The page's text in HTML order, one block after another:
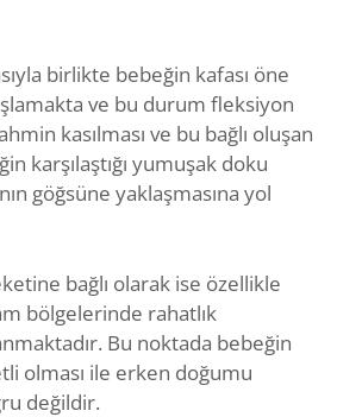
birlikte bebeğin kafası öne
ve bu durum fleksiyon
kasılması ve bu bağlı oluşan
karşılaştığı yumuşak doku
göğsüne yaklaşmasına yol
bağlı olarak ise özellikle
bölgelerinde rahatlık
Bu noktada bebeğin
olması ile erken doğumu
değildir.